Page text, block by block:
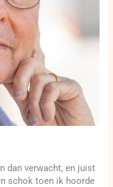
dan verwacht, en juist
schok toen ik hoorde